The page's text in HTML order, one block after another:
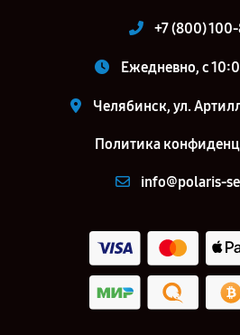
+7 (800)
Ежедневно, с
Челябинск, ул.
Политика
info@polaris-